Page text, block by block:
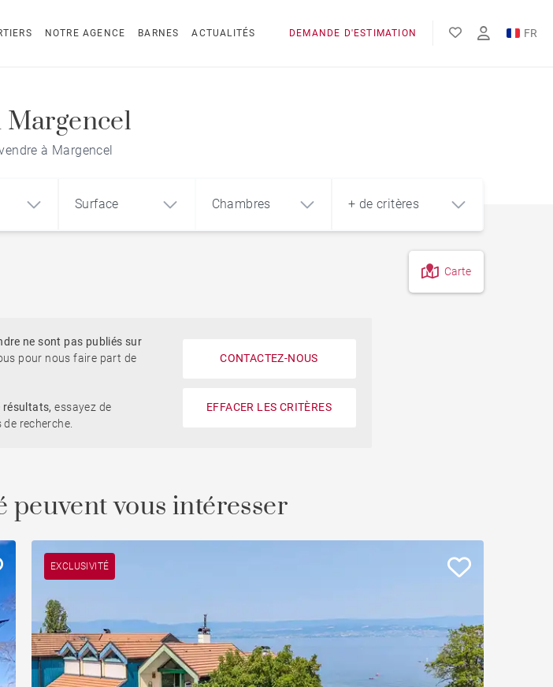
NOTRE AGENCE BARNES ACTUALITÉS DEMANDE D'ESTIMATION
FR
Margencel
à Margencel
Surface Chambres + de critères
Sur Golf
Duplex Propriétés & Châteaux
Salle de sport
Carte
ne sont pas publiés sur
pour nous faire part de
résultats,essayez de
recherche.
CONTACTEZ-NOUS
EFFACER LES CRITÈRES
peuvent vous intéresser
EXCLUSIVITÉ